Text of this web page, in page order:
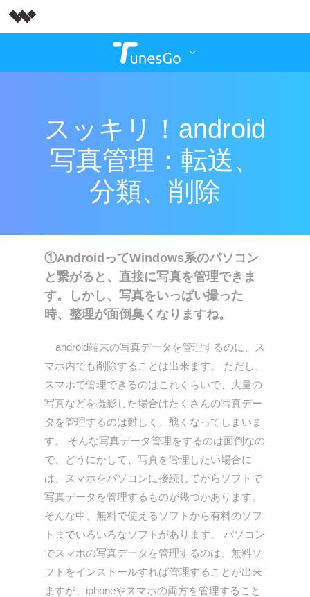
スッキリ！android
写真管理：転送、
分類、削除
①AndroidってWindows系のパソコン
と繋がると、直接に写真を管理できま
す。しかし、写真をいっぱい撮った
時、整理が面倒臭くなりますね。
android端末の写真データを管理するのに、ス
マホ内でも削除することは出来ます。 ただし、
スマホで管理できるのはこれくらいで、大量の
写真などを撮影した場合はたくさんの写真デー
タを管理するのは難しく、醜くなってしまいま
す。 そんな写真データ管理をするのは面倒なの
で、どうにかして、写真を管理したい場合に
は、スマホをパソコンに接続してからソフトで
写真データを管理するものが幾つかあります。
そんな中、無料で使えるソフトから有料のソフ
トまでいろいろなソフトがあります。 パソコン
でスマホの写真データを管理するのは、無料ソ
フトをインストールすれば管理することが出来
ますが、iphoneやスマホの両方を管理すること